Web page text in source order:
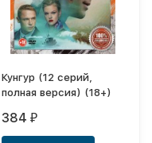
Кунгур (12 серий,
полная версия) (18+)
384 ₽